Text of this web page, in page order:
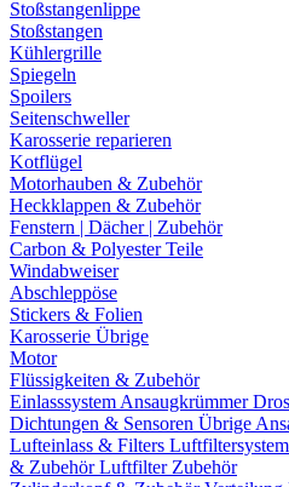
Stoßstangenlippe
Stoßstangen
Kühlergrille
Spiegeln
Spoilers
Seitenschweller
Karosserie reparieren
Kotflügel
Motorhauben & Zubehör
Heckklappen & Zubehör
Fenstern | Dächer | Zubehör
Carbon & Polyester Teile
Windabweiser
Abschleppöse
Stickers & Folien
Karosserie Übrige
Motor
Flüssigkeiten & Zubehör
Einlasssystem Ansaugkrümmer
Dichtungen & Sensoren Übrige
Lufteinlass & Filters
& ZubehörLuftfilter Zubehör